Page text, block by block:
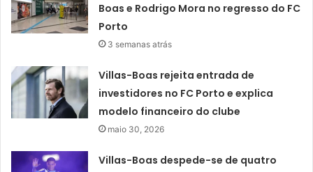
Boas e Rodrigo Mora no regresso do FC
Porto
3 semanas atrás
Villas-Boas rejeita entrada de
investidores no FC Porto e explica
modelo financeiro do clube
maio 30, 2026
Villas-Boas despede-se de quatro